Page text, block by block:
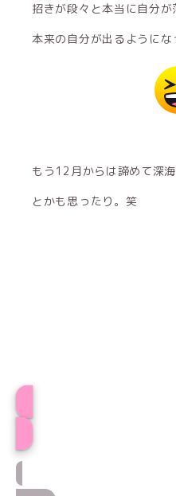
招きが段々と本当に自分
本来の自分が出るように
もう12月からは諦めて深
とかも思ったり。笑